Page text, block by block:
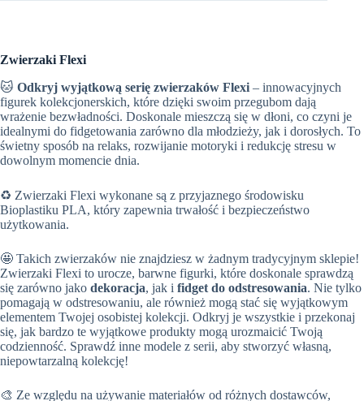
Zwierzaki Flexi
🐱 Odkryj wyjątkową serię zwierzaków Flexi – innowacyjnych
figurek kolekcjonerskich, które dzięki swoim przegubom dają
wrażenie bezwładności. Doskonale mieszczą się w dłoni, co czyni je
idealnymi do fidgetowania zarówno dla młodzieży, jak i dorosłych. To
świetny sposób na relaks, rozwijanie motoryki i redukcję stresu w
dowolnym momencie dnia.
♻️ Zwierzaki Flexi wykonane są z przyjaznego środowisku
Bioplastiku PLA, który zapewnia trwałość i bezpieczeństwo
użytkowania.
🤩 Takich zwierzaków nie znajdziesz w żadnym tradycyjnym sklepie!
Zwierzaki Flexi to urocze, barwne figurki, które doskonale sprawdzą
się zarówno jako dekoracja, jak i fidget do odstresowania. Nie tylko
pomagają w odstresowaniu, ale również mogą stać się wyjątkowym
elementem Twojej osobistej kolekcji. Odkryj je wszystkie i przekonaj
się, jak bardzo te wyjątkowe produkty mogą urozmaicić Twoją
codzienność. Sprawdź inne modele z serii, aby stworzyć własną,
niepowtarzalną kolekcję!
🎨 Ze względu na używanie materiałów od różnych dostawców,